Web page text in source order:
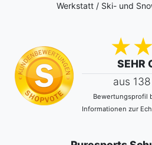
Werkstatt / Ski- und
SEHR
aus
Bewertungsprofil
Informationen zur